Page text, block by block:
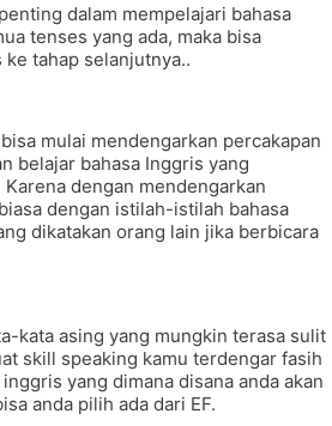
dalam mempelajari bahasa
tenses yang ada, maka bisa
tahap selanjutnya..
mulai mendengarkan percakapan
belajar bahasa Inggris yang
dengan mendengarkan
dengan istilah-istilah bahasa
dikatakan orang lain jika berbicara
kata asing yang mungkin terasa sulit
skill speaking kamu terdengar fasih
yang dimana disana anda akan
anda pilih ada dari EF.